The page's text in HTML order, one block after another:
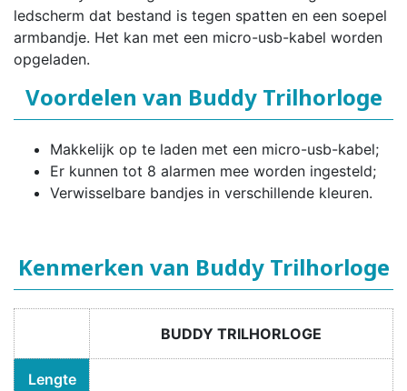
ledscherm dat bestand is tegen spatten en een soepel
armbandje. Het kan met een micro-usb-kabel worden
opgeladen.
Voordelen van Buddy Trilhorloge
Makkelijk op te laden met een micro-usb-kabel;
Er kunnen tot 8 alarmen mee worden ingesteld;
Verwisselbare bandjes in verschillende kleuren.
Kenmerken van Buddy Trilhorloge
BUDDY TRILHORLOGE
Lengte